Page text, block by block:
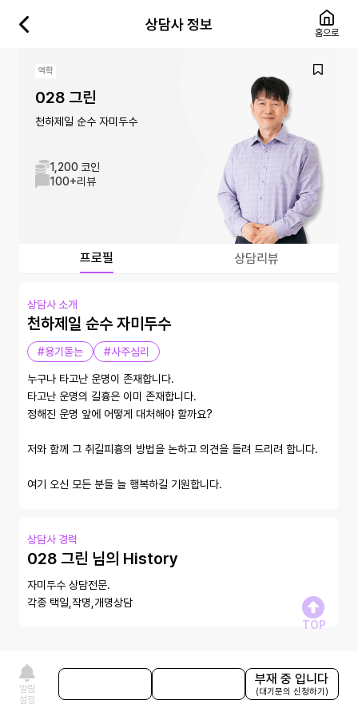
상담사 정보
홈으로
역학
028 그린
천하제일 순수 자미두수
1,200 코인
100+리뷰
프로필 상담리뷰
상담사 소개
천하제일 순수 자미두수
#용기돋는 #사주심리
누구나 타고난 운명이 존재합니다.
타고난 운명의 길흉은 이미 존재합니다.
정해진 운명 앞에 어떻게 대처해야 할까요?
저와 함께 그 취길피흉의 방법을 논하고 의견을 들려 드리려 합니다.
여기 오신 모든 분들 늘 행복하길 기원합니다.
상담사 경력
028 그린 님의 History
자미두수 상담전문.
각종 택일,작명,개명상담
알림
설정
부재 중 입니다
(대기문의 신청하기)
TOP